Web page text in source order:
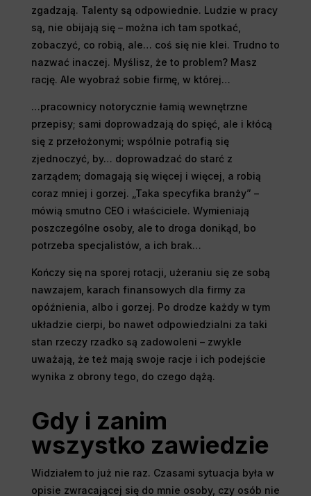
zgadzają. Talenty są odpowiednie. Ludzie w pracy
są, nie obijają się – można ich tam spotkać,
zobaczyć, co robią, ale… coś się nie klei. Trudno to
nazwać inaczej. Myślisz, że to problem? Masz
rację. Ale wyobraź sobie firmę, w której…
…pracownicy notorycznie łamią wewnętrzne
przepisy; sami doprowadzają do spięć, ale i kłócą
się z przełożonymi; wspólnie potrafią się
zjednoczyć, by… doprowadzać do starć z
zarządem; domagają się więcej i więcej, a robią
coraz mniej i gorzej. „Taka specyfika branży” –
mówią smutno CEO i właściciele. Wymieniają
poszczególne osoby, ale to droga donikąd, bo
potrzeba specjalistów, a ich brak…
Kończy się na sporej rotacji, użeraniu się ze sobą
nawzajem, karach finansowych dla firmy za
opóźnienia, albo i gorzej. Po drodze każdy w tym
układzie cierpi, bo nawet odpowiedzialni za taki
stan rzeczy rzadko są zadowoleni – zwykle
uważają, że też mają swoje racje i ich podejście
wynika z obrony tego, do czego dążą.
Gdy i zanim
wszystko zawiedzie
Widziałem to już nie raz. Czasami sytuacja była w
opisie zwracającej się do mnie osoby, czy osób nie